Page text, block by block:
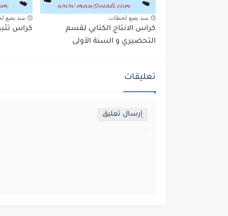
منذ بضع لحظات
كراس الانتاج الكتابي لقسم
التحضيري و السنة الأولى
منذ بضع
كراس
تعليقات
إرسال تعليق